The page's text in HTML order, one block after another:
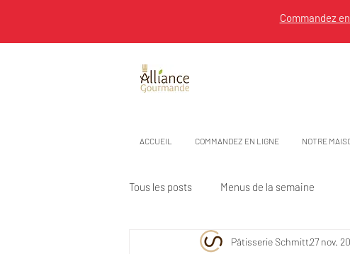
Commandez
ACCUEIL COMMANDEZ EN LIGNE NOTRE
Tous les posts Menus de la semaine
Pâtisserie Schmitt27 nov.